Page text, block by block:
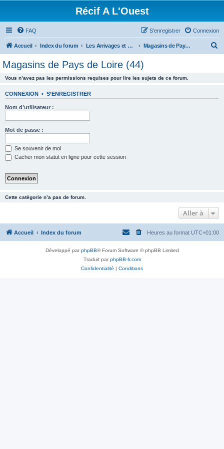
Récif A L'Ouest
FAQ Connexion
S’enregistrer
Accueil Index du forum Les Arrivages et News des Magasins Magasins de Pays de Loire (44)
Magasins de Pays de Loire (44)
Vous n’avez pas les permissions requises pour lire les sujets de ce forum.
CONNEXION • S’ENREGISTRER
Nom d’utilisateur :
Mot de passe :
Se souvenir de moi
Cacher mon statut en ligne pour cette session
Cette catégorie n’a pas de forum.
Aller à
Accueil Index du forum Heures au format UTC+01:00
Développé parphpBB® Forum Software © phpBB Limited
Traduit parphpBB-fr.com
Confidentialité | Conditions